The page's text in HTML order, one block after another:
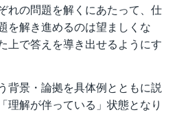
れの問題を解くにあたって、仕
を解き進めるのは望ましくな
上で答えを導き出せるようにす
背景・論拠を具体例とともに説
理解が伴っている」状態となり